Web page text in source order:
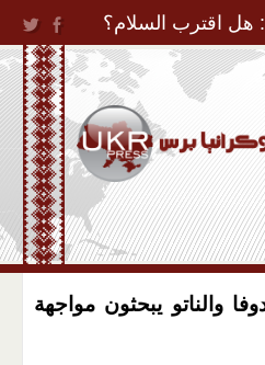
Jump to
هل اقترب السلام؟
والناتو يبحثون مواجهة